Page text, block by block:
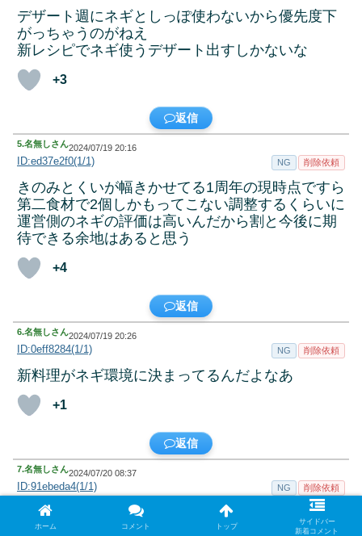
デザート週にネギとしっぽ使わないから優先度下
がっちゃうのがねえ
新レシピでネギ使うデザート出すしかないな
+3
返信
5.名無しさん2024/07/19 20:16
ID:ed37e2f0(1/1) NG 削除依頼
きのみとくいが幅きかせてる1周年の現時点ですら
第二食材で2個しかもってこない調整するくらいに
運営側のネギの評価は高いんだから割と今後に期
待できる余地はあると思う
+4
返信
6.名無しさん2024/07/19 20:26
ID:0eff8284(1/1) NG 削除依頼
新料理がネギ環境に決まってるんだよなあ
+1
返信
7.名無しさん2024/07/20 08:37
ID:91ebeda4(1/1) NG 削除依頼
カモネギ実装時にカモネギの〇〇みたいな料理は
増えるかもな
ホーム コメント トップ
サイドバー
新着コメント